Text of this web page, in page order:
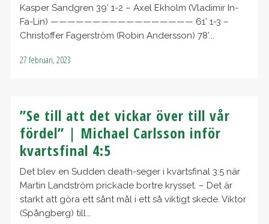
Kasper Sandgren 39’ 1-2 – Axel Ekholm (Vladimir In-
Fa-Lin) ————————————————— 61’ 1-3 –
Christoffer Fagerström (Robin Andersson) 78’...
27 februari, 2023
”Se till att det vickar över till vår
fördel” | Michael Carlsson inför
kvartsfinal 4:5
Det blev en Sudden death-seger i kvartsfinal 3:5 när
Martin Landström prickade bortre krysset. – Det är
starkt att göra ett sånt mål i ett så viktigt skede. Viktor
(Spångberg) till...